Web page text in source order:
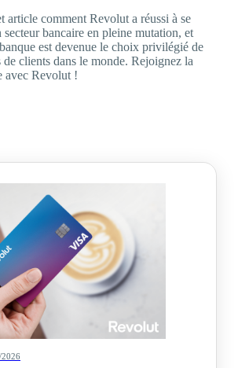
article comment Revolut a réussi à se
secteur bancaire en pleine mutation, et
est devenue le choix privilégié de
clients dans le monde. Rejoignez la
avec Revolut !
2026